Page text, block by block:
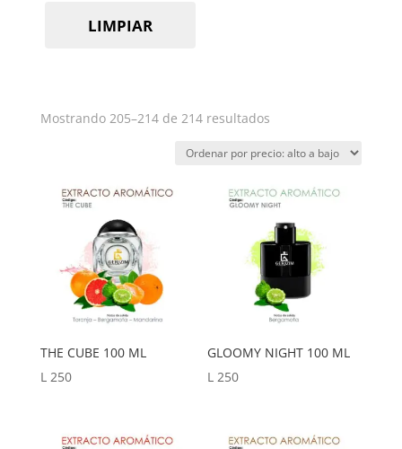
LIMPIAR
Mostrando 205–214 de 214 resultadosOrdenado
precio:
a
bajo
THE CUBE 100 ML
L250
GLOOMY NIGHT 100 ML
L 250